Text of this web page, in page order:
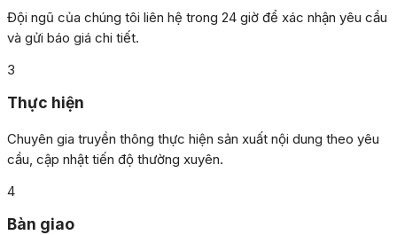
Đội ngũ của chúng tôi liên hệ trong 24 giờ để xác nhận yêu cầu
và gửi báo giá chi tiết.
3
Thực hiện
Chuyên gia truyền thông thực hiện sản xuất nội dung theo yêu
cầu, cập nhật tiến độ thường xuyên.
4
Bàn giao